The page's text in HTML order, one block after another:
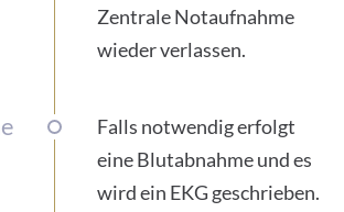
Zentrale Notaufnahme
wieder verlassen.
Falls notwendig erfolgt
eine Blutabnahme und es
wird ein EKG geschrieben.